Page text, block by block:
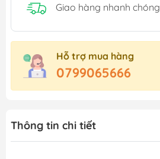
Giao hàng nhanh chóng
Hỗ trợ mua hàng
0799065666
Thông tin chi tiết